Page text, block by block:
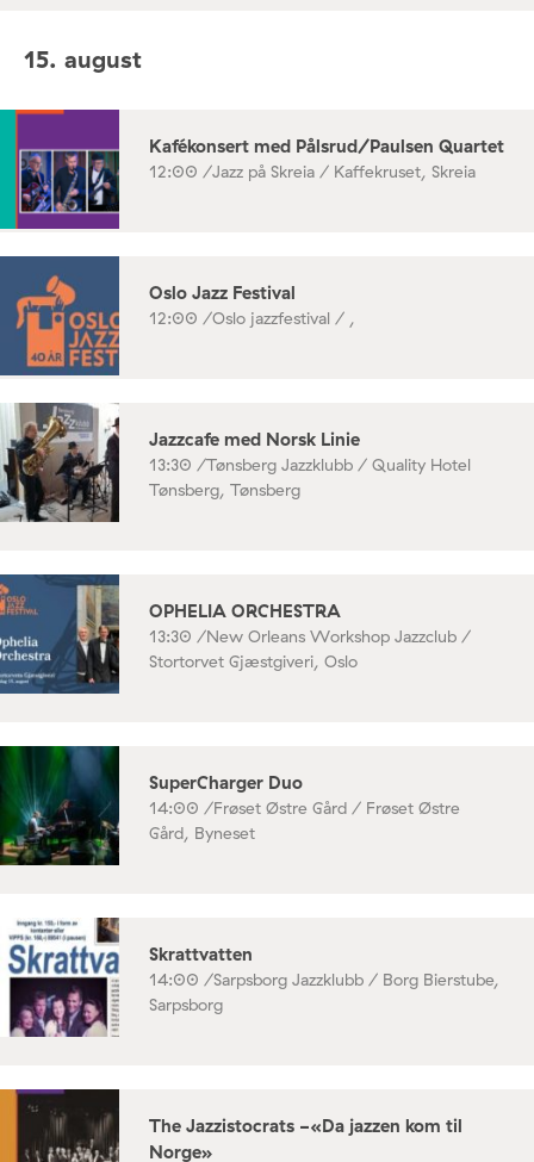
15. august
Kafékonsert med Pålsrud/Paulsen Quartet
12:00 /Jazz på Skreia / Kaffekruset, Skreia
Oslo Jazz Festival
12:00 /Oslo jazzfestival / ,
Jazzcafe med Norsk Linie
13:30 /Tønsberg Jazzklubb / Quality Hotel
Tønsberg, Tønsberg
OPHELIA ORCHESTRA
13:30 /New Orleans Workshop Jazzclub /
Stortorvet Gjæstgiveri, Oslo
SuperCharger Duo
14:00 /Frøset Østre Gård / Frøset Østre
Gård, Byneset
Skrattvatten
14:00 /Sarpsborg Jazzklubb / Borg Bierstube,
Sarpsborg
The Jazzistocrats -«Da jazzen kom til
Norge»